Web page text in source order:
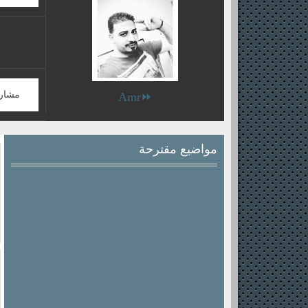
⏩Amr
مواضيع مقترحة